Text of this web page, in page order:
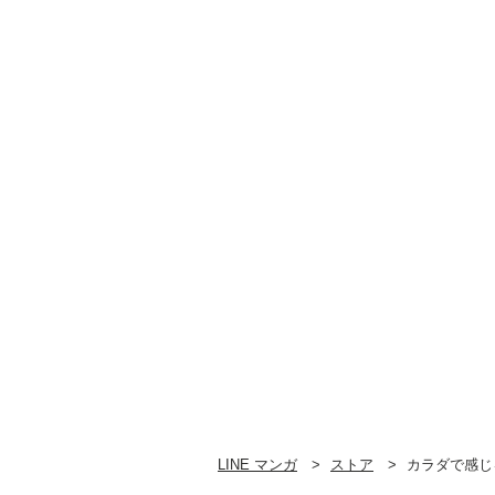
LINE マンガ ストア カラダで感